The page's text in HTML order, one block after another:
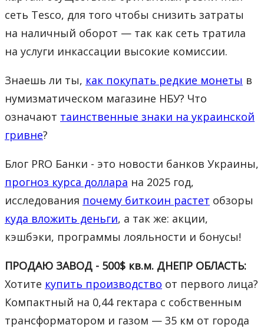
сеть Tesco, для того чтобы снизить затраты
на наличный оборот — так как сеть тратила
на услуги инкассации высокие комиссии.
Знаешь ли ты, как покупать редкие монеты в
нумизматическом магазине НБУ? Что
означают таинственные знаки на украинской
гривне?
Блог PRO Банки - это новости банков Украины,
прогноз курса доллара на 2025 год,
исследования почему биткоин растет обзоры
куда вложить деньги, а так же: акции,
кэшбэки, программы лояльности и бонусы!
ПРОДАЮ ЗАВОД - 500$ кв.м. ДНЕПР ОБЛАСТЬ:
Хотите купить производство от первого лица?
Компактный на 0,44 гектара с собственным
трансформатором и газом — 35 км от города